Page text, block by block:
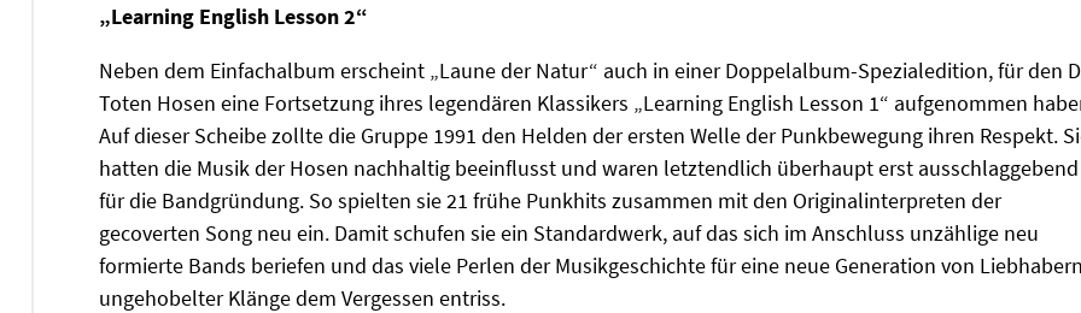
„Learning English Lesson 2“
Neben dem Einfachalbum erscheint „Laune der Natur“ auch in einer Doppelalbum-Spezialedition, für den
Toten Hosen eine Fortsetzung ihres legendären Klassikers „Learning English Lesson 1“ aufgenommen
Auf dieser Scheibe zollte die Gruppe 1991 den Helden der ersten Welle der Punkbewegung ihren Respekt.
hatten die Musik der Hosen nachhaltig beeinflusst und waren letztendlich überhaupt erst ausschlaggebend
für die Bandgründung. So spielten sie 21 frühe Punkhits zusammen mit den Originalinterpreten der
gecoverten Song neu ein. Damit schufen sie ein Standardwerk, auf das sich im Anschluss unzählige neu
formierte Bands beriefen und das viele Perlen der Musikgeschichte für eine neue Generation von Liebhabern
ungehobelter Klänge dem Vergessen entriss.